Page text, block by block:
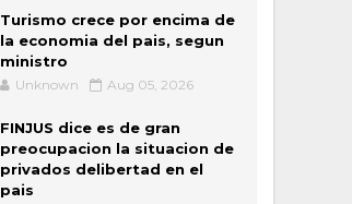
Turismo crece por encima de
la economia del pais, segun
ministro
Unknown Aug 05, 2026
FINJUS dice es de gran
preocupacion la situacion de
privados delibertad en el
pais